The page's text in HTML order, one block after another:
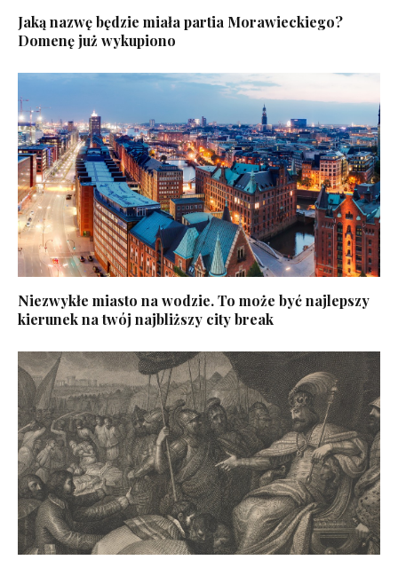
Jaką nazwę będzie miała partia Morawieckiego?
Domenę już wykupiono
Niezwykłe miasto na wodzie. To może być najlepszy
kierunek na twój najbliższy city break